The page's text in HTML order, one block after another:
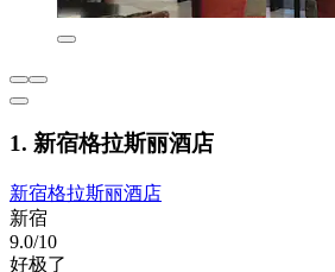
1. 新宿格拉斯丽酒店
新宿格拉斯丽酒店
新宿
9.0/10
好极了